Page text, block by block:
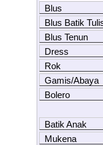
Blus
Blus Batik
Blus Tenun
Dress
Rok
Gamis/Abaya
Bolero
Batik Anak
Mukena